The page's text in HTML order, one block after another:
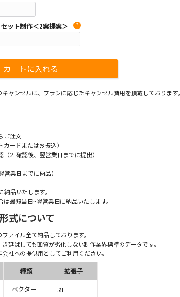
ット制作＜2案提案＞ ?
キャンセルは、プランに応じたキャンセル費用を頂戴しております。
ご注文
カードまたはお振込）
（2. 確認後、翌営業日までに提出）
営業日までに納品）
品いたします。
最短当日~翌営業日に納品いたします。
式について
ァイル全て納品しております。
延ばしても画質が劣化しない制作業界標準のデータです。
社への提供用としてご利用ください。
種類
拡張子
ベクター
.ai